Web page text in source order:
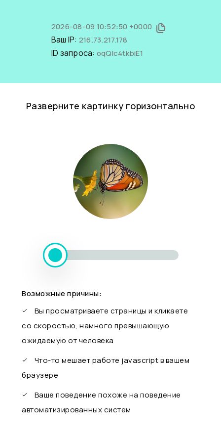
2026-08-09 10:52:50 +0000
Ваш IP: 216.73.217.178
ID запроса: oqQIc4tkbiE1
Разверните картинку горизонтально
Возможные причины:
Вы просматриваете страницы и кликаете
со скоростью, намного превышающую
ожидаемую от человека
Что-то мешает работе javascript в вашем
браузере
Ваше поведение похоже на поведение
автоматизированных систем